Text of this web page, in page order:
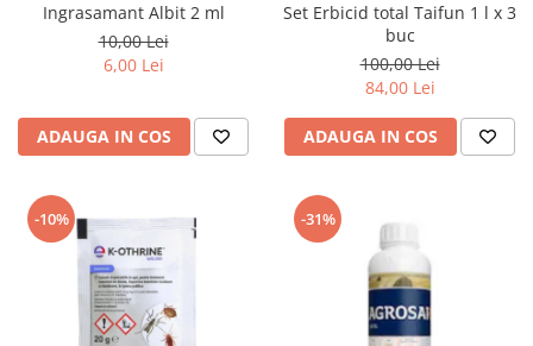
Ingrasamant Albit 2 ml
10,00 Lei
6,00 Lei
ADAUGA IN COS
Set Erbicid total Taifun 1 l x 3
buc
100,00 Lei
84,00 Lei
ADAUGA IN COS
-10% -31%